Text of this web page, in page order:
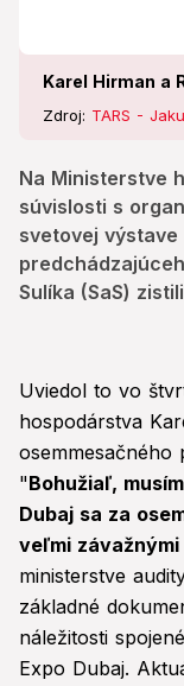
Karel Hirman a
Zdroj: TARS -
Na Ministerstve
súvislosti s
svetovej výstave
Sulíka (SaS)
Uviedol to vo
hospodárstva
osemmesačného
"Bohužiaľ,
Dubaj sa za
veľmi
ministerstve
základné
náležitosti
Expo Dubaj.